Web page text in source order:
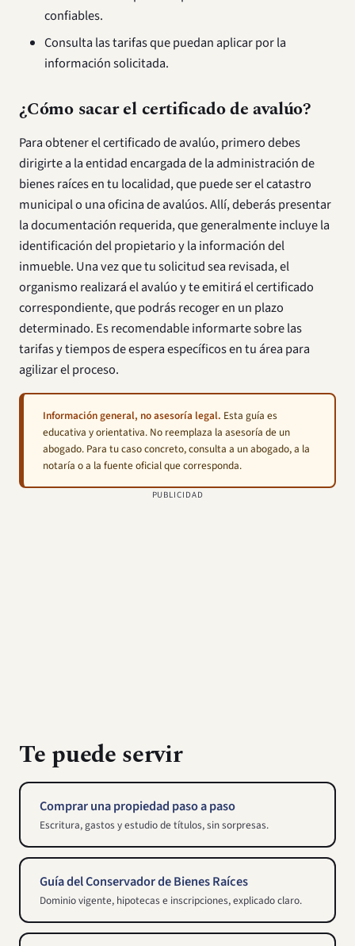
confiables.
Consulta las tarifas que puedan aplicar por la
información solicitada.
¿Cómo sacar el certificado de avalúo?
Para obtener el certificado de avalúo, primero debes
dirigirte a la entidad encargada de la administración de
bienes raíces en tu localidad, que puede ser el catastro
municipal o una oficina de avalúos. Allí, deberás presentar
la documentación requerida, que generalmente incluye la
identificación del propietario y la información del
inmueble. Una vez que tu solicitud sea revisada, el
organismo realizará el avalúo y te emitirá el certificado
correspondiente, que podrás recoger en un plazo
determinado. Es recomendable informarte sobre las
tarifas y tiempos de espera específicos en tu área para
agilizar el proceso.
Información general, no asesoría legal. Esta guía es
educativa y orientativa. No reemplaza la asesoría de un
abogado. Para tu caso concreto, consulta a un abogado, a la
notaría o a la fuente oficial que corresponda.
PUBLICIDAD
Te puede servir
Comprar una propiedad paso a paso
Escritura, gastos y estudio de títulos, sin sorpresas.
Guía del Conservador de Bienes Raíces
Dominio vigente, hipotecas e inscripciones, explicado claro.